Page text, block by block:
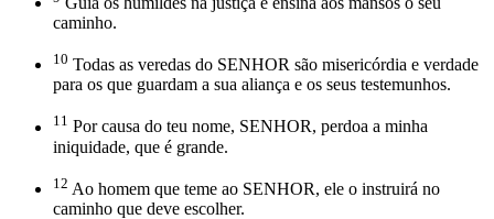
caminho.
10 Todas as veredas do SENHOR são misericórdia e verdade
para os que guardam a sua aliança e os seus testemunhos.
11 Por causa do teu nome, SENHOR, perdoa a minha
iniquidade, que é grande.
12 Ao homem que teme ao SENHOR, ele o instruirá no
caminho que deve escolher.